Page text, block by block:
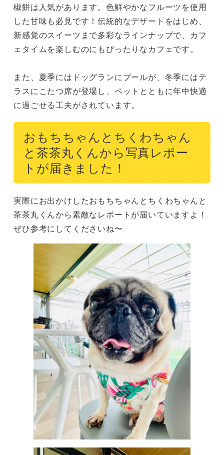
椒餅は人気があります。色鮮やかなフルーツを使用
した甘味も必見です！伝統的なデザートをはじめ、
新感覚のスイーツまで多彩なラインナップで、カフ
ェタイムを楽しむのにもぴったりなカフェです。
また、夏季にはドッグランにプールが、冬季にはテ
ラスにこたつ席が登場し、ペットとともに年中快適
に過ごせる工夫がされています。
おもちちゃんとちくわちゃん
と茶茶丸くんから写真レポー
トが届きました！
実際にお出かけしたおもちちゃんとちくわちゃんと
茶茶丸くんから素敵なレポートが届いていますよ！
ぜひ参考にしてくださいね〜